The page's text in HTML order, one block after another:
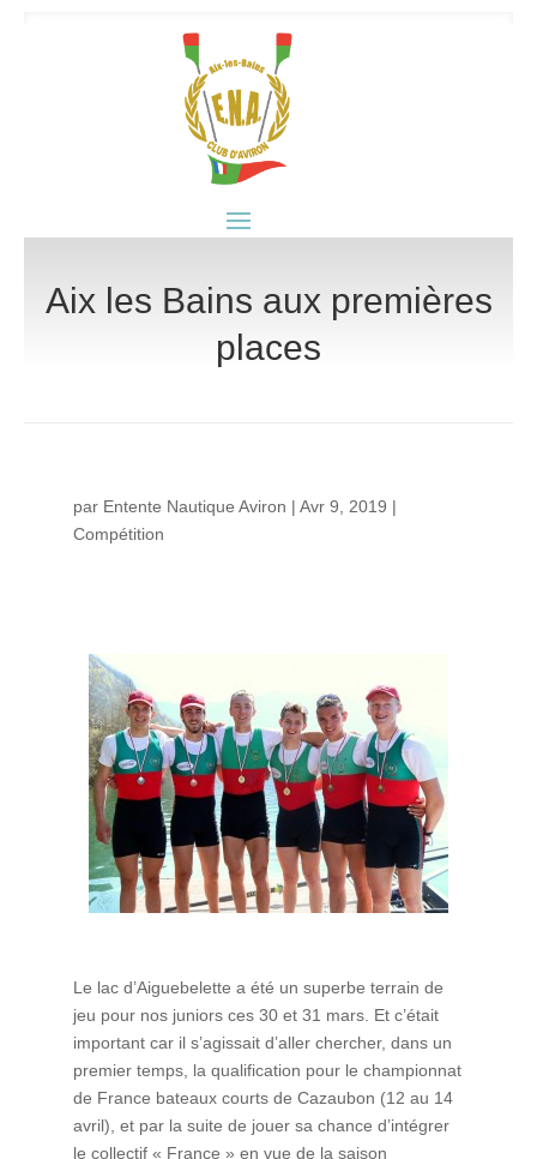
Aix les Bains aux premières
places
par Entente Nautique Aviron | Avr 9, 2019 |
Compétition
Le lac d’Aiguebelette a été un superbe terrain de
jeu pour nos juniors ces 30 et 31 mars. Et c’était
important car il s’agissait d’aller chercher, dans un
premier temps, la qualification pour le championnat
de France bateaux courts de Cazaubon (12 au 14
avril), et par la suite de jouer sa chance d’intégrer
le collectif « France » en vue de la saison